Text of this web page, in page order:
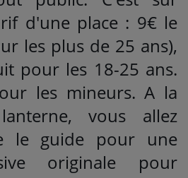
d'une place : 9€ le
les plus de 25 ans),
pour les 18-25 ans.
les mineurs. A la
vous allez
le guide pour une
originale pour